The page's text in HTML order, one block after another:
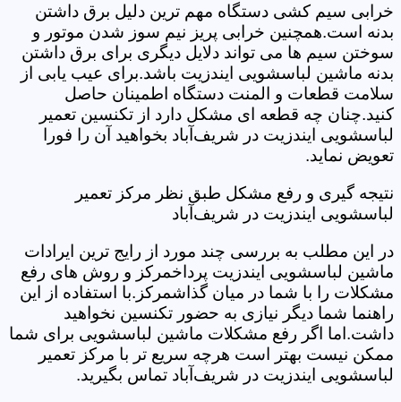
خرابی سیم کشی دستگاه مهم ترین دلیل برق داشتن
بدنه است.همچنین خرابی پریز نیم سوز شدن موتور و
سوختن سیم ها می تواند دلایل دیگری برای برق داشتن
بدنه ماشین لباسشویی ایندزیت باشد.برای عیب یابی از
سلامت قطعات و المنت دستگاه اطمینان حاصل
کنید.چنان چه قطعه ای مشکل دارد از تکنسین تعمیر
لباسشویی ایندزیت در شریف‌آباد بخواهید آن را فورا
تعویض نماید.
نتیجه گیری و رفع مشکل طبق نظر مرکز تعمیر
لباسشویی ایندزیت در شریف‌آباد
در این مطلب به بررسی چند مورد از رایج ترین ایرادات
ماشین لباسشویی ایندزیت پرداخمرکز و روش های رفع
مشکلات را با شما در میان گذاشمرکز.با استفاده از این
راهنما شما دیگر نیازی به حضور تکنسین نخواهید
داشت.اما اگر رفع مشکلات ماشین لباسشویی برای شما
ممکن نیست بهتر است هرچه سریع تر با مرکز تعمیر
لباسشویی ایندزیت در شریف‌آباد تماس بگیرید.